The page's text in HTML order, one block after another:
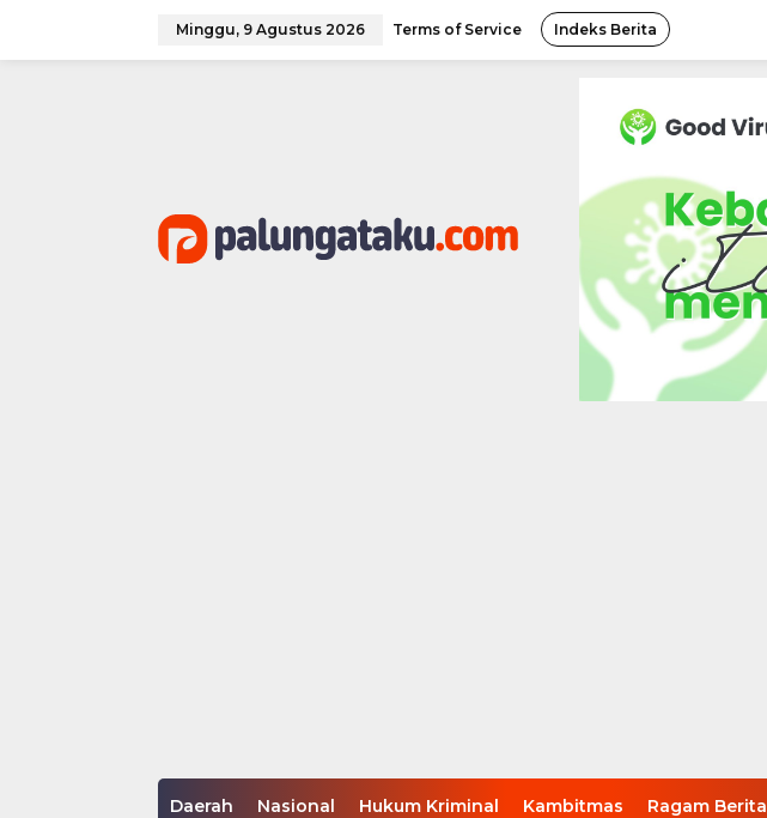
Minggu, 9 Agustus 2026 Terms of Service Indeks Berita
Daerah Nasional Hukum Kriminal Kambitmas Ragam Berita